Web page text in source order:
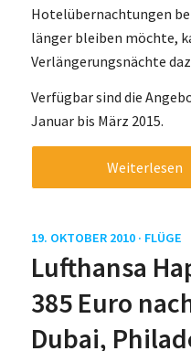
Hotelübernachtungen
länger bleiben möchte,
Verlängerungsnächte
Verfügbar sind die
Januar bis März 2015.
Weiterlesen
19. OKTOBER 2010 · FLÜGE
Lufthansa
385 Euro
Dubai,